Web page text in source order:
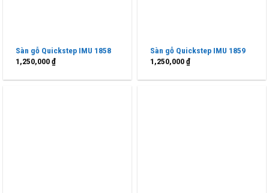
Sàn gỗ Quickstep IMU 1858
1,250,000₫
Sàn gỗ Quickstep IMU 1859
1,250,000₫